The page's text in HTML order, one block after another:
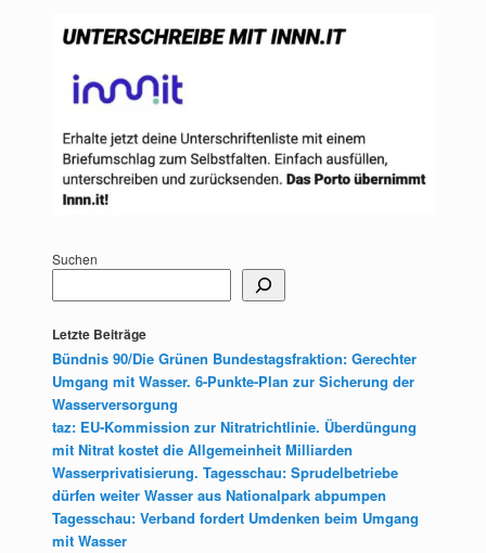
Suchen
Letzte Beiträge
Bündnis 90/Die Grünen Bundestagsfraktion: Gerechter
Umgang mit Wasser. 6-Punkte-Plan zur Sicherung der
Wasserversorgung
taz: EU-Kommission zur Nitratrichtlinie. Überdüngung
mit Nitrat kostet die Allgemeinheit Milliarden
Wasserprivatisierung. Tagesschau: Sprudelbetriebe
dürfen weiter Wasser aus Nationalpark abpumpen
Tagesschau: Verband fordert Umdenken beim Umgang
mit Wasser